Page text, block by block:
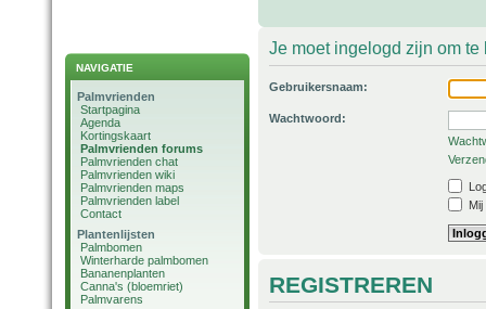
NAVIGATIE
Palmvrienden
Startpagina
Agenda
Kortingskaart
Palmvrienden forums
Palmvrienden chat
Palmvrienden wiki
Palmvrienden maps
Palmvrienden label
Contact
Plantenlijsten
Palmbomen
Winterharde palmbomen
Bananenplanten
Canna's (bloemriet)
Palmvarens
Je moet ingelogd zijn om
Gebruikersnaam:
Wachtwoord:
REGISTREREN